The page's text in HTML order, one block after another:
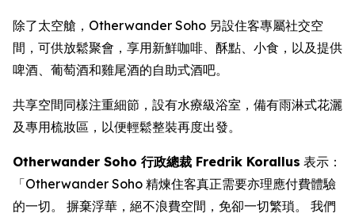
除了太空艙，Otherwander Soho 另設住客專屬社交空
間，可供放鬆聚會，享用新鮮咖啡、酥點、小食，以及提供
啤酒、葡萄酒和雞尾酒的自助式酒吧。
共享空間同樣注重細節，設有水療級浴室，備有雨淋式花灑
及專用梳妝區，以便輕鬆整裝再度出發。
Otherwander Soho 行政總裁 Fredrik Korallus 表示：
「Otherwander Soho 精煉住客真正需要亦理應付費體驗
的一切。 摒棄浮華，絕不浪費空間，免卻一切繁瑣。 我們